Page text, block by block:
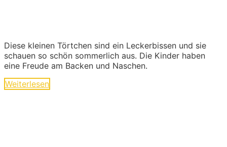
Diese kleinen Törtchen sind ein Leckerbissen und sie
schauen so schön sommerlich aus. Die Kinder haben
eine Freude am Backen und Naschen.
Weiterlesen